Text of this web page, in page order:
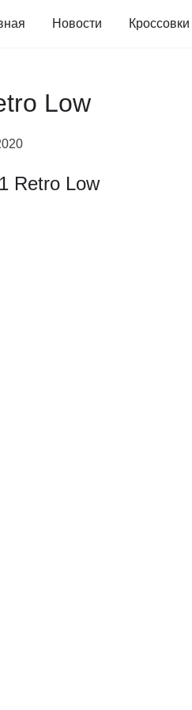
Новости Кроссовки
Low
Retro Low